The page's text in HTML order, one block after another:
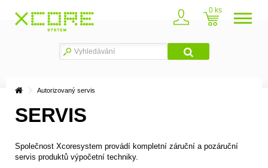
0
Autorizovaný servis
SERVIS
Společnost Xcoresystem provádí kompletní záruční a pozáruční
servis produktů výpočetní techniky.